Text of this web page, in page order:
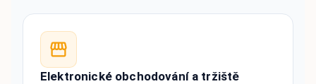
Elektronické obchodování a tržiště